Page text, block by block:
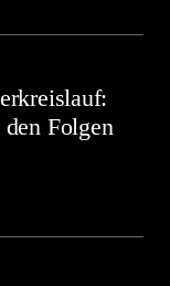
Folgen